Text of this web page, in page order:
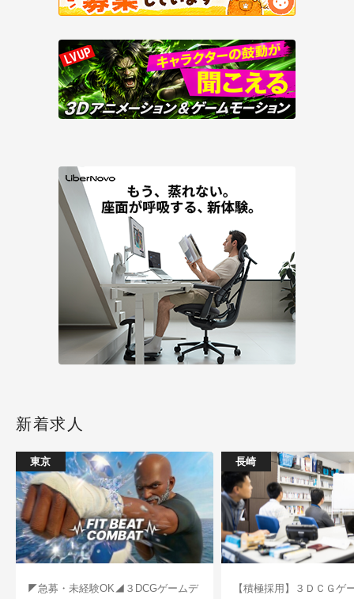
新着求人
東京
◤急募・未経験OK◢３DCGゲームデ
長崎
【積極採用】３ＤＣＧゲ